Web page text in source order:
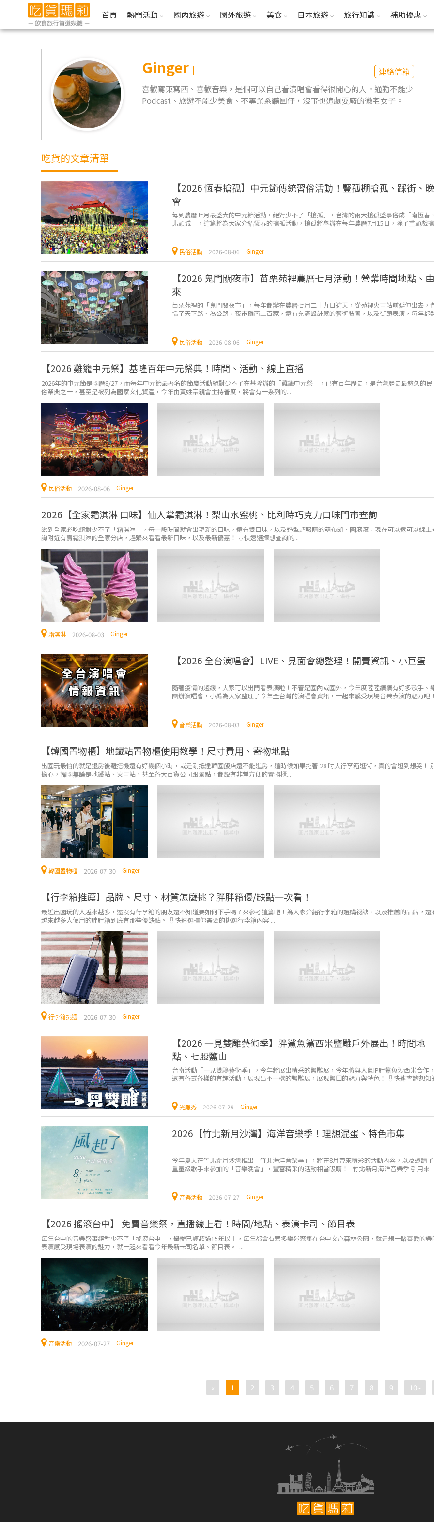
首頁 熱門活動 國內旅遊 國外旅遊 美食 日本旅遊 旅行知識 補助優惠
Ginger |
連絡信箱
喜歡寫東寫西、喜歡音樂，是個可以自己看演唱會看得很開心的人。通勤不能少
Podcast、旅遊不能少美食、不專業系聽團仔，沒事也追劇耍廢的微宅女子。
吃貨的文章清單
【2026 恆春搶孤】中元節傳統習俗活動！豎孤棚搶孤、踩街、
會
每到農曆七月最盛大的中元節活動，絕對少不了「搶孤」，台灣的兩大搶孤盛事俗成「南恆春
北頭城」，這篇將為大家介紹恆春的搶孤活動，搶孤將舉辦在每年農曆7月15日，除了重頭戲搶
民俗活動 2026-08-06 Ginger
【2026 鬼門關夜市】苗栗苑裡農曆七月活動！營業時間地點、
來
苗栗苑裡的「鬼門關夜市」，每年都辦在農曆七月二十九日這天，從苑裡火車站前延伸出去，
括了天下路、為公路，夜市攤商上百家，還有充滿設計感的藝術裝置，以及街頭表演，每年都
民俗活動 2026-08-06 Ginger
【2026 雞籠中元祭】基隆百年中元祭典！時間、活動、線上直播
2026年的中元節是國曆8/27，而每年中元節最著名的節慶活動絕對少不了在基隆辦的「雞籠中元祭」，已有百年歷史，是台灣歷史最悠久的民
俗祭典之一，甚至是被列為國家文化資產，今年由黃姓宗親會主持普度，將會有一系列的...
民俗活動 2026-08-06 Ginger
2026【全家霜淇淋 口味】仙人掌霜淇淋！梨山水蜜桃、比利時巧克力口味門市查詢
說到全家必吃絕對少不了「霜淇淋」，每一段時間就會出現新的口味，還有雙口味，以及造型超吸睛的萌布朗、圓滾滾，現在可以還可以線上
詢附近有賣霜淇淋的全家分店，趕緊來看看最新口味，以及最新優惠！ ⇩快速選擇想查詢的...
霜淇淋 2026-08-03 Ginger
【2026 全台演唱會】LIVE、見面會總整理！開賣資訊、小巨蛋
隨著疫情的趨緩，大家可以出門看表演啦！不管是國內或國外，今年度陸陸續續有好多歌手、
團辦演唱會，小編為大家整理了今年全台灣的演唱會資訊，一起來感受現場音樂表演的魅力吧
音樂活動 2026-08-03 Ginger
【韓國置物櫃】地鐵站置物櫃使用教學！尺寸費用、寄物地點
出國玩最怕的就是退房後離搭機還有好幾個小時，或是剛抵達韓國飯店還不能進房，這時候如果拖著 28 吋大行李箱逛街，真的會逛到想哭！
擔心，韓國無論是地鐵站、火車站、甚至各大百貨公司跟景點，都設有非常方便的置物櫃...
韓國置物櫃 2026-07-30 Ginger
【行李箱推薦】品牌、尺寸、材質怎麼挑？胖胖箱優/缺點一次看！
最近出國玩的人越來越多，還沒有行李箱的朋友還不知道要如何下手嗎？來參考這篇吧！為大家介紹行李箱的選購祕訣，以及推薦的品牌，還
越來越多人使用的胖胖箱到底有那些優缺點。 ⇩快速選擇你需要的挑選行李箱內容 ...
行李箱挑選 2026-07-30 Ginger
【2026 一見雙雕藝術季】胖鯊魚鯊西米鹽雕戶外展出！時間地
點、七股鹽山
台南活動「一見雙鵰藝術季」，今年將展出精采的鹽雕展，今年將與人氣IP胖鯊魚沙西米合作
還有各式各樣的有趣活動，展現出不一樣的鹽雕展，展現鹽田的魅力與特色！ ⇩快速查詢想知
光雕秀 2026-07-29 Ginger
2026【竹北新月沙灣】海洋音樂季！理想混蛋、特色市集
今年夏天在竹北新月沙灣推出「竹北海洋音樂季」，將在8月帶來精彩的活動內容，以及邀請了
重量級歌手來參加的「音樂晚會」，豐富精采的活動相當吸睛！ 竹北新月海洋音樂季 引用來
音樂活動 2026-07-27 Ginger
【2026 搖滾台中】 免費音樂祭，直播線上看！時間/地點、表演卡司、節目表
每年台中的音樂盛事絕對少不了「搖滾台中」，舉辦已經超過15年以上，每年都會有眾多樂迷聚集在台中文心森林公園，就是想一睹喜愛的樂
表演感受現場表演的魅力，就一起來看看今年最新卡司名單、節目表。 ...
音樂活動 2026-07-27 Ginger
« 1 2 3 4 5 6 7 8 9 10~